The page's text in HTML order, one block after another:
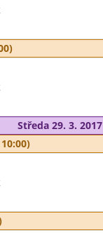
Středa 29. 3. 2017